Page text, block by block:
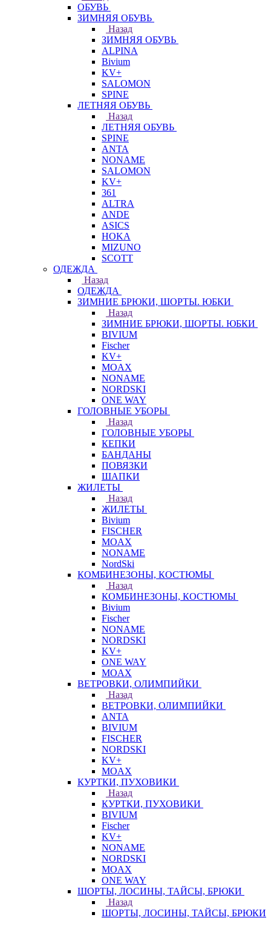
ОБУВЬ
ЗИМНЯЯ ОБУВЬ
Назад
ЗИМНЯЯ ОБУВЬ
ALPINA
Bivium
KV+
SALOMON
SPINE
ЛЕТНЯЯ ОБУВЬ
Назад
ЛЕТНЯЯ ОБУВЬ
SPINE
ANTA
NONAME
SALOMON
KV+
361
ALTRA
ANDE
ASICS
HOKA
MIZUNO
SCOTT
ОДЕЖДА
Назад
ОДЕЖДА
ЗИМНИЕ БРЮКИ, ШОРТЫ. ЮБКИ
Назад
ЗИМНИЕ БРЮКИ, ШОРТЫ. ЮБКИ
BIVIUM
Fischer
KV+
MOAX
NONAME
NORDSKI
ONE WAY
ГОЛОВНЫЕ УБОРЫ
Назад
ГОЛОВНЫЕ УБОРЫ
КЕПКИ
БАНДАНЫ
ПОВЯЗКИ
ШАПКИ
ЖИЛЕТЫ
Назад
ЖИЛЕТЫ
Bivium
FISCHER
MOAX
NONAME
NordSki
КОМБИНЕЗОНЫ, КОСТЮМЫ
Назад
КОМБИНЕЗОНЫ, КОСТЮМЫ
Bivium
Fischer
NONAME
NORDSKI
KV+
ONE WAY
MOAX
ВЕТРОВКИ, ОЛИМПИЙКИ
Назад
ВЕТРОВКИ, ОЛИМПИЙКИ
ANTA
BIVIUM
FISCHER
NORDSKI
KV+
MOAX
КУРТКИ, ПУХОВИКИ
Назад
КУРТКИ, ПУХОВИКИ
BIVIUM
Fischer
KV+
NONAME
NORDSKI
MOAX
ONE WAY
ШОРТЫ, ЛОСИНЫ, ТАЙСЫ, БРЮКИ
Назад
ШОРТЫ, ЛОСИНЫ, ТАЙСЫ, БРЮКИ